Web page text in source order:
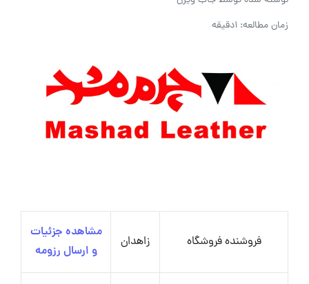
زمان مطالعه: 1دقیقه
فروشنده فروشگاه زاهدان
مشاهده جزئیات
و ارسال رزومه